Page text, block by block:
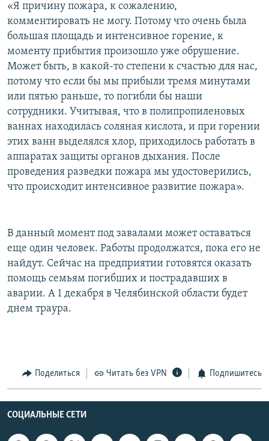
«Я причину пожара, к сожалению,
комментировать не могу. Потому что очень была
большая площадь и интенсивное горение, к
моменту прибытия произошло уже обрушение.
Может быть, в какой-то степени к счастью для нас,
потому что если бы мы прибыли тремя минутами
или пятью раньше, то погибли бы наши
сотрудники. Учитывая, что в полипропиленовых
ваннах находилась соляная кислота, и при горении
этих ванн выделялся хлор, приходилось работать в
аппаратах защиты органов дыхания. После
проведения разведки пожара мы удостоверились,
что происходит интенсивное развитие пожара».
В данный момент под завалами может оставаться
еще один человек. Работы продолжатся, пока его не
найдут. Сейчас на предприятии готовятся оказать
помощь семьям погибших и пострадавших в
аварии. А 1 декабря в Челябинской области будет
днем траура.
Поделиться Читать без VPN Подпишитесь
СОЦИАЛЬНЫЕ СЕТИ